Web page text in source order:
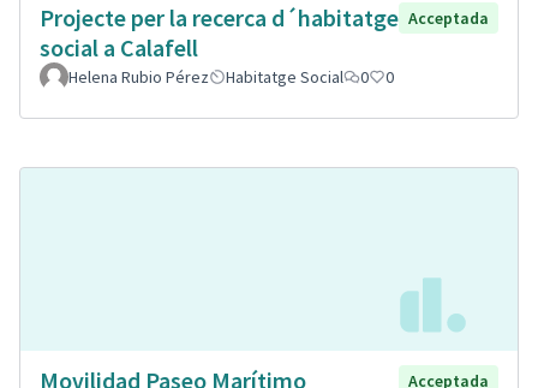
Projecte per la recerca d´habitatge
social a Calafell
Acceptada
Helena Rubio Pérez Habitatge Social 0 0
Movilidad Paseo Marítimo
Acceptada